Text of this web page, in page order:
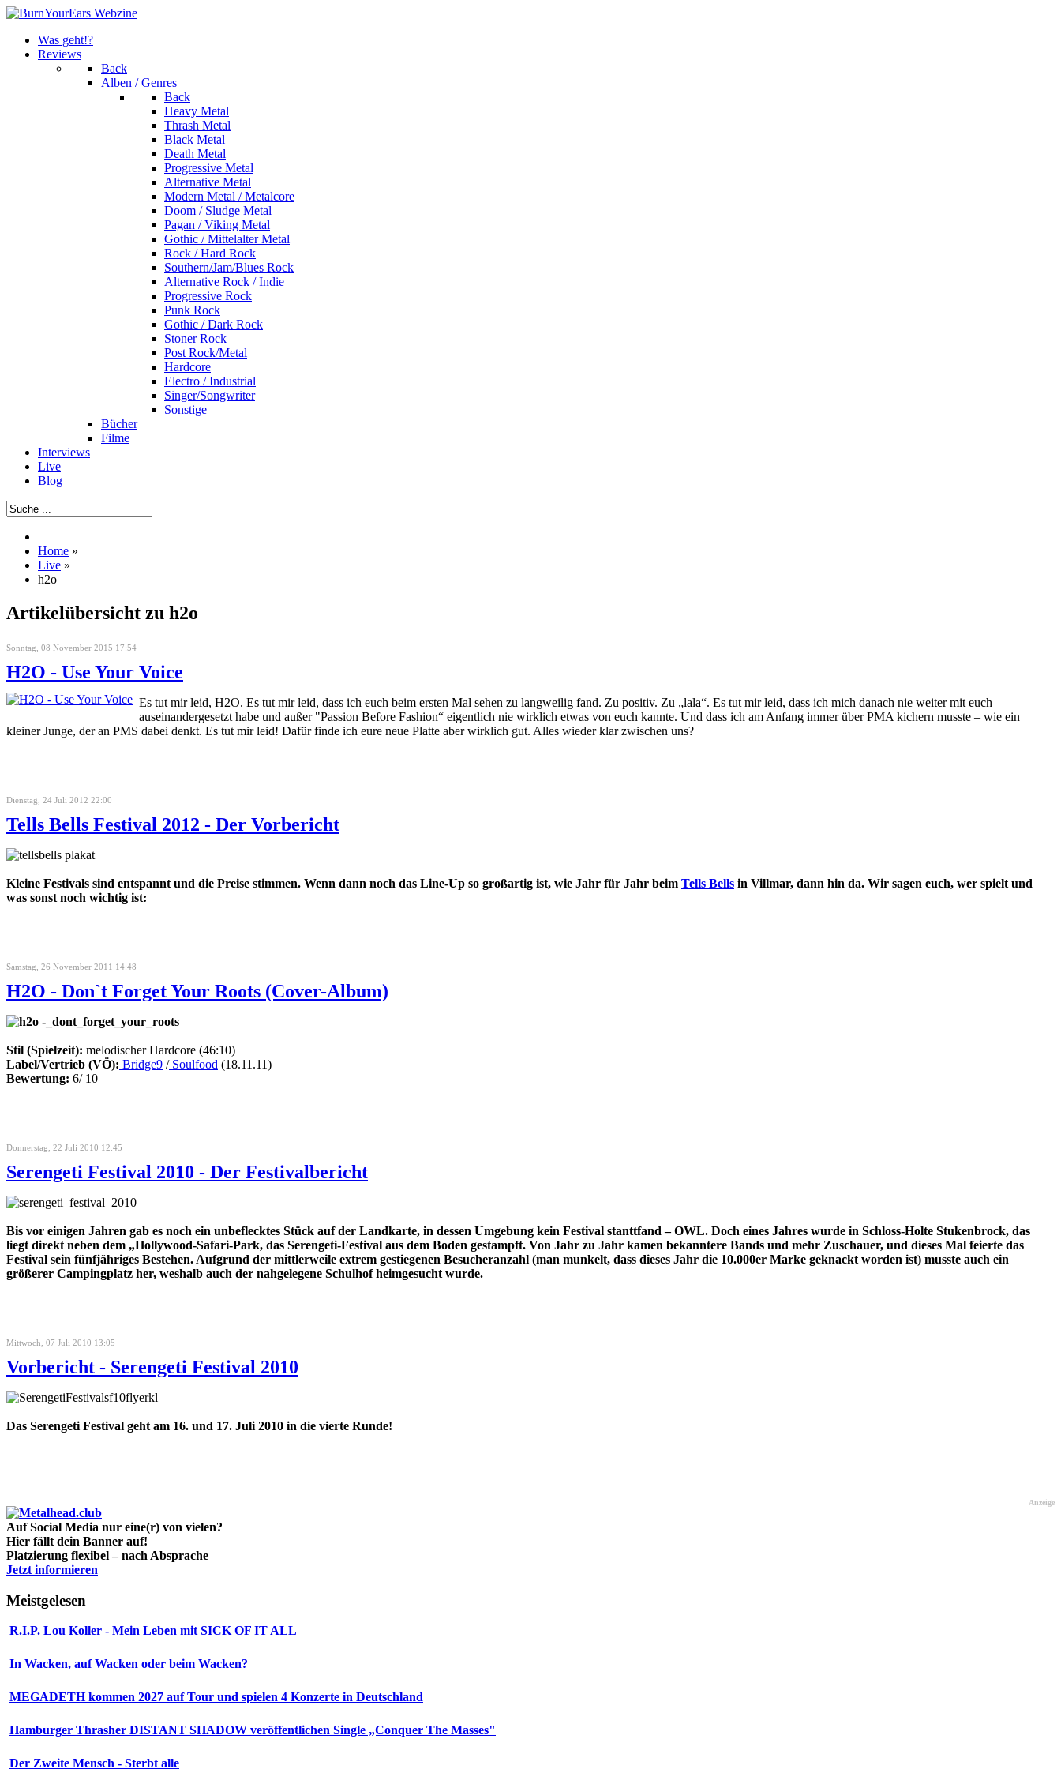
Was geht!?
Reviews
Back
Alben / Genres
Back
Heavy Metal
Thrash Metal
Black Metal
Death Metal
Progressive Metal
Alternative Metal
Modern Metal / Metalcore
Doom / Sludge Metal
Pagan / Viking Metal
Gothic / Mittelalter Metal
Rock / Hard Rock
Southern/Jam/Blues Rock
Alternative Rock / Indie
Progressive Rock
Punk Rock
Gothic / Dark Rock
Stoner Rock
Post Rock/Metal
Hardcore
Electro / Industrial
Singer/Songwriter
Sonstige
Bücher
Filme
Interviews
Live
Blog
Home »
Live »
h2o
Artikelübersicht zu h2o
Sonntag, 08 November 2015 17:54
H2O - Use Your Voice
Es tut mir leid, H2O. Es tut mir leid, dass ich euch beim ersten Mal sehen zu langweilig fand. Zu positiv. Zu „lala“. Es tut mir leid, dass ich mich danach nie weiter mit euch
auseinandergesetzt habe und außer "Passion Before Fashion“ eigentlich nie wirklich etwas von euch kannte. Und dass ich am Anfang immer über PMA kichern musste – wie ein
kleiner Junge, der an PMS dabei denkt. Es tut mir leid! Dafür finde ich eure neue Platte aber wirklich gut. Alles wieder klar zwischen uns?
Dienstag, 24 Juli 2012 22:00
Tells Bells Festival 2012 - Der Vorbericht
Kleine Festivals sind entspannt und die Preise stimmen. Wenn dann noch das Line-Up so großartig ist, wie Jahr für Jahr beim Tells Bells in Villmar, dann hin da. Wir sagen euch, wer spielt und
was sonst noch wichtig ist:
Samstag, 26 November 2011 14:48
H2O - Don`t Forget Your Roots (Cover-Album)
Stil (Spielzeit): melodischer Hardcore (46:10)
Label/Vertrieb (VÖ): Bridge9 /Soulfood (18.11.11)
Bewertung: 6/ 10
Donnerstag, 22 Juli 2010 12:45
Serengeti Festival 2010 - Der Festivalbericht
Bis vor einigen Jahren gab es noch ein unbeflecktes Stück auf der Landkarte, in dessen Umgebung kein Festival stanttfand – OWL. Doch eines Jahres wurde in Schloss-Holte Stukenbrock, das
liegt direkt neben dem „Hollywood-Safari-Park, das Serengeti-Festival aus dem Boden gestampft. Von Jahr zu Jahr kamen bekanntere Bands und mehr Zuschauer, und dieses Mal feierte das
Festival sein fünfjähriges Bestehen. Aufgrund der mittlerweile extrem gestiegenen Besucheranzahl (man munkelt, dass dieses Jahr die 10.000er Marke geknackt worden ist) musste auch ein
größerer Campingplatz her, weshalb auch der nahgelegene Schulhof heimgesucht wurde.
Mittwoch, 07 Juli 2010 13:05
Vorbericht - Serengeti Festival 2010
Das Serengeti Festival geht am 16. und 17. Juli 2010 in die vierte Runde!
Anzeige
Auf Social Media nur eine(r) von vielen?
Hier fällt dein Banner auf!
Platzierung flexibel – nach Absprache
Jetzt informieren
Meistgelesen
R.I.P. Lou Koller - Mein Leben mit SICK OF IT ALL
In Wacken, auf Wacken oder beim Wacken?
MEGADETH kommen 2027 auf Tour und spielen 4 Konzerte in Deutschland
Hamburger Thrasher DISTANT SHADOW veröffentlichen Single „Conquer The Masses"
Der Zweite Mensch - Sterbt alle